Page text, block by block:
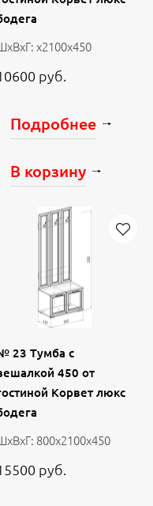
х2100х450
руб.
Подробнее
В корзину
23 Тумба с
450 от
Корвет люкс
800х2100х450
руб.